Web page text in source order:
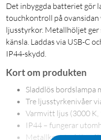
Det inbyggda batteriet gör
touchkontroll på
ljusstyrkor. Metallhöljet ger
känsla. Laddas via USB-C
IP44-skydd.
Kort om produkten
Sladdlös bordslampa
Tre ljusstyrkenivåer
Varmvitt ljus (3000 K,
IP44 – fungerar
Metallkonstruktion